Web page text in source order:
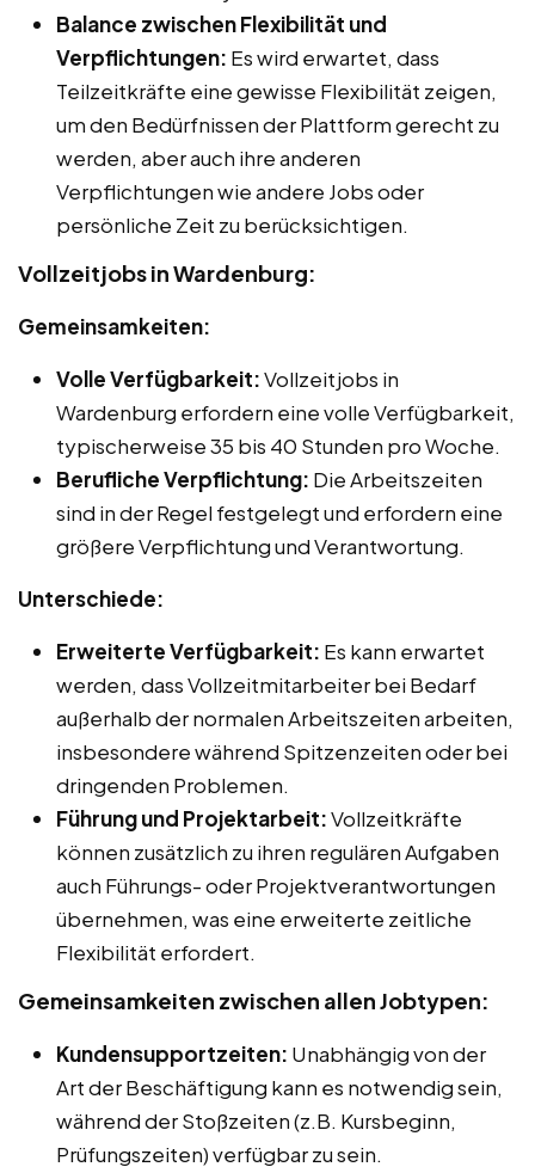
Balance zwischen Flexibilität und
Verpflichtungen: Es wird erwartet, dass
Teilzeitkräfte eine gewisse Flexibilität zeigen,
um den Bedürfnissen der Plattform gerecht zu
werden, aber auch ihre anderen
Verpflichtungen wie andere Jobs oder
persönliche Zeit zu berücksichtigen.
Vollzeitjobs in Wardenburg:
Gemeinsamkeiten:
Volle Verfügbarkeit:Vollzeitjobs in
Wardenburg erfordern eine volle Verfügbarkeit,
typischerweise 35 bis 40 Stunden pro Woche.
Berufliche Verpflichtung: Die Arbeitszeiten
sind in der Regel festgelegt und erfordern eine
größere Verpflichtung und Verantwortung.
Unterschiede:
Erweiterte Verfügbarkeit: Es kann erwartet
werden, dass Vollzeitmitarbeiter bei Bedarf
außerhalb der normalen Arbeitszeiten arbeiten,
insbesondere während Spitzenzeiten oder bei
dringenden Problemen.
Führung und Projektarbeit:Vollzeitkräfte
können zusätzlich zu ihren regulären Aufgaben
auch Führungs- oder Projektverantwortungen
übernehmen, was eine erweiterte zeitliche
Flexibilität erfordert.
Gemeinsamkeiten zwischen allen Jobtypen:
Kundensupportzeiten: Unabhängig von der
Art der Beschäftigung kann es notwendig sein,
während der Stoßzeiten (z.B. Kursbeginn,
Prüfungszeiten) verfügbar zu sein.